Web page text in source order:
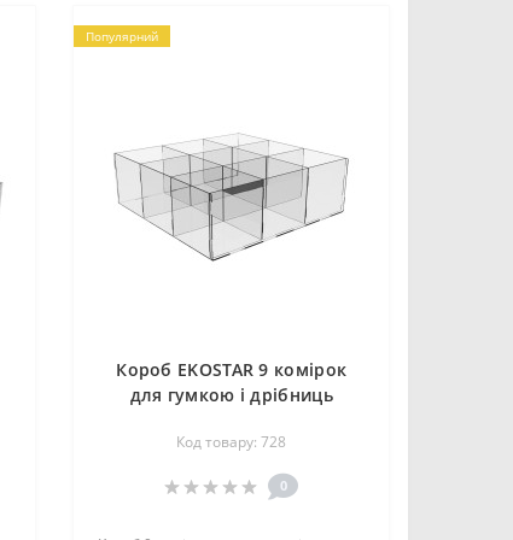
Популярний
Короб EKOSTAR 9 комірок
для гумкою і дрібниць
Код товару: 728
0